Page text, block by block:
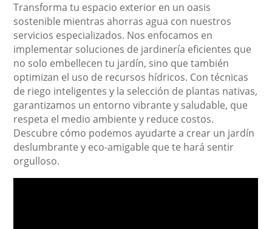
Transforma tu espacio exterior en un oasis
sostenible mientras ahorras agua con nuestros
servicios especializados. Nos enfocamos en
implementar soluciones de jardinería eficientes que
no solo embellecen tu jardín, sino que también
optimizan el uso de recursos hídricos. Con técnicas
de riego inteligentes y la selección de plantas nativas,
garantizamos un entorno vibrante y saludable, que
respeta el medio ambiente y reduce costos.
Descubre cómo podemos ayudarte a crear un jardín
deslumbrante y eco-amigable que te hará sentir
orgulloso.